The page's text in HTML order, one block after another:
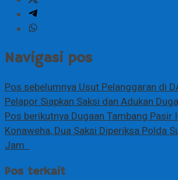
Navigasi pos
Pos sebelumnyaUsut Pelanggaran di
Pelapor Siapkan Saksi dan Adukan
Pos berikutnyaDugaan Tambang Pasir
Konaweha, Dua Saksi Diperiksa Polda
Jam
Pos terkait